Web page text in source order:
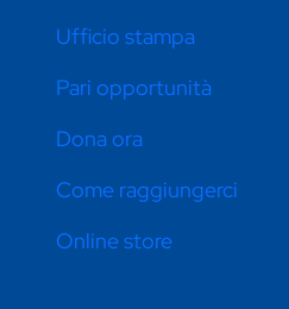
Ufficio stampa
Pari opportunità
Dona ora
Come raggiungerci
Online store